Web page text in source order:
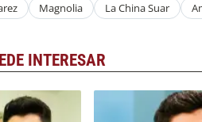
Magnolia La China Suar
INTERESAR